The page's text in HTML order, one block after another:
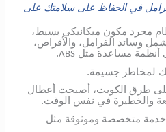
في الحفاظ على سلامتك على
مجرد مكون ميكانيكي بسيط،
وسائد الفرامل، والأقراص،
أنظمة مساعدة مثلABS
.
لمخاطر جسيمة.
على طرق الكويت، أصبحت أعطال
والخطيرة في نفس الوقت.
خدمة متخصصة وموثوقة مثل